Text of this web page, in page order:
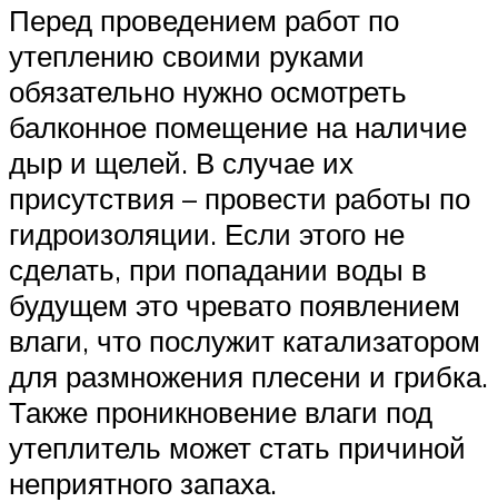
Перед проведением работ по
утеплению своими руками
обязательно нужно осмотреть
балконное помещение на наличие
дыр и щелей. В случае их
присутствия – провести работы по
гидроизоляции. Если этого не
сделать, при попадании воды в
будущем это чревато появлением
влаги, что послужит катализатором
для размножения плесени и грибка.
Также проникновение влаги под
утеплитель может стать причиной
неприятного запаха.